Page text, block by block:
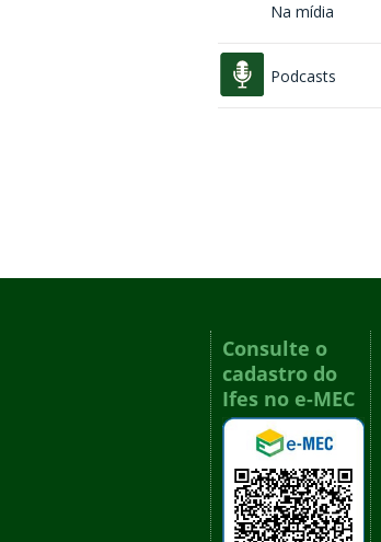
Na mídia
Podcasts
Consulte o
cadastro do
Ifes no e-MEC